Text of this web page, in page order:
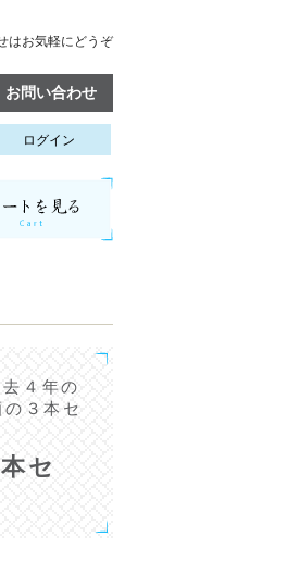
はお気軽にどうぞ
お問い合わせ
ログイン
４年の
３本セ
セ